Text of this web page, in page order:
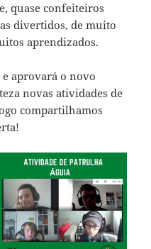
quase confeiteiros
divertidos, de muito
aprendizados.
aprovará o novo
novas atividades de
compartilhamos